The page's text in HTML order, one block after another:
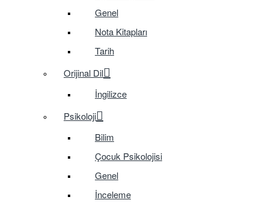
Genel
Nota Kitapları
Tarih
Orijinal Dil
İngilizce
Psikoloji
Bilim
Çocuk Psikolojisi
Genel
İnceleme